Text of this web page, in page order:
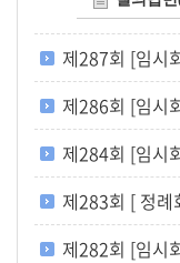
제287회 [임시
제286회 [임시
제284회 [임시
제283회 [ 정
제282회 [임시